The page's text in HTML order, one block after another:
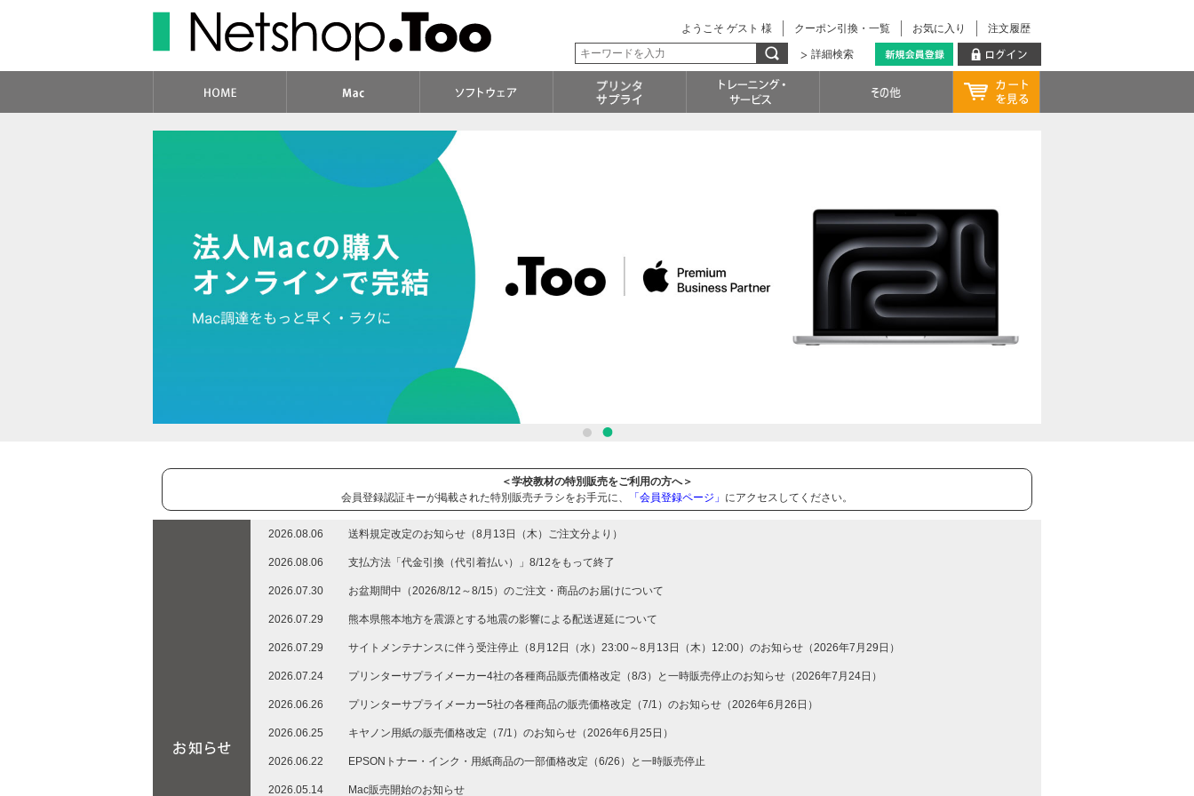
注文履歴
お気に入り
クーポン引換・一覧
ようこそ ゲスト 様
詳細検索
＜学校教材の特別販売をご利用の方へ＞
会員登録認証キーが掲載された特別販売チラシをお手元に、
「会員登録ページ」 にアクセスしてください。
2026.08.06 送料規定改定のお知らせ（8月13日（木）ご注文分より）
2026.08.06 支払方法「代金引換（代引着払い）」8/12をもって終了
2026.07.30 お盆期間中（2026/8/12～8/15）のご注文・商品のお届けについて
2026.07.29 熊本県熊本地方を震源とする地震の影響による配送遅延について
2026.07.29 サイトメンテナンスに伴う受注停止（8月12日（水）23:00～8月13日（木）12:00）のお知らせ（2026年7月29日）
2026.07.24 プリンターサプライメーカー4社の各種商品販売価格改定（8/3）と一時販売停止のお知らせ（2026年7月24日）
2026.06.26 プリンターサプライメーカー5社の各種商品の販売価格改定（7/1）のお知らせ（2026年6月26日）
2026.06.25 キヤノン用紙の販売価格改定（7/1）のお知らせ（2026年6月25日）
2026.06.22 EPSONトナー・インク・用紙商品の一部価格改定（6/26）と一時販売停止
2026.05.14 Mac販売開始のお知らせ